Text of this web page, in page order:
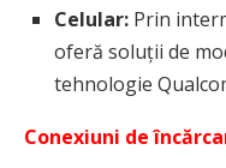
Celular: Prin
oferă soluții de
tehnologie
Conexiuni de